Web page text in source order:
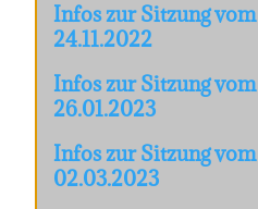
Infos zur Sitzung vom
24.11.2022
Infos zur Sitzung vom
26.01.2023
Infos zur Sitzung vom
02.03.2023